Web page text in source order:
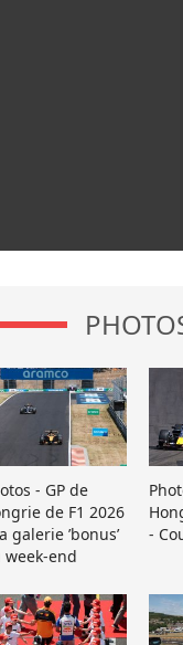
- GP de
de F1 2026
galerie ’bonus’
week-end
-